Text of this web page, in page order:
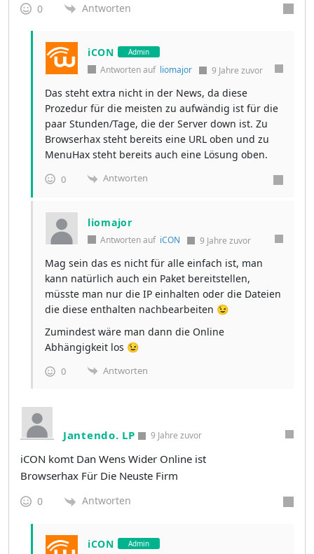
0 Antworten
iCON Admin
Antworten auf liomajor 9 Jahre zuvor
Das steht extra nicht in der News, da diese
Prozedur für die meisten zu aufwändig ist für die
paar Stunden/Tage, die der Server down ist. Zu
Browserhax steht bereits eine URL oben und zu
MenuHax steht bereits auch eine Lösung oben.
0 Antworten
liomajor
Antworten auf iCON 9 Jahre zuvor
Mag sein das es nicht für alle einfach ist, man
kann natürlich auch ein Paket bereitstellen,
müsste man nur die IP einhalten oder die Dateien
die diese enthalten nachbearbeiten 😉
Zumindest wäre man dann die Online
Abhängigkeit los 😉
0 Antworten
Jantendo. LP 9 Jahre zuvor
iCON komt Dan Wens Wider Online ist
Browserhax Für Die Neuste Firm
0 Antworten
iCON Admin